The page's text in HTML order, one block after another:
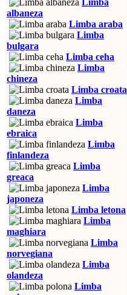
Limba
albaneza
Limba araba
Limba
bulgara
Limba ceha
Limba
chineza
Limba croata
Limba
daneza
Limba
ebraica
Limba
finlandeza
Limba
greaca
Limba
japoneza
Limba letona
Limba
maghiara
Limba
norvegiana
Limba
olandeza
Limba